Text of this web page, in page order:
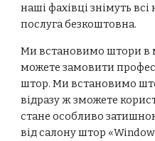
наші фахівці знімуть
послуга безкоштовна.
Ми встановимо штори в
можете замовити
штор. Ми встановимо
відразу ж зможете
стане особливо
від салону штор